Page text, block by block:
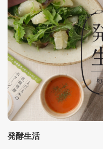
発酵生活